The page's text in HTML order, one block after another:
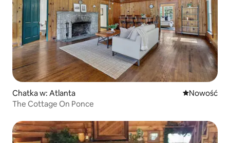
Chatka w: Atlanta Nowe
Nowość
The Cottage On Ponce